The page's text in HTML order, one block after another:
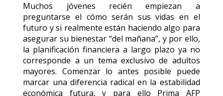
Muchos jóvenes recién empiezan a
preguntarse el cómo serán sus vidas en el
futuro y si realmente están haciendo algo para
asegurar su bienestar “del mañana”, y por ello,
la planificación financiera a largo plazo ya no
corresponde a un tema exclusivo de adultos
mayores. Comenzar lo antes posible puede
marcar una diferencia radical en la estabilidad
económica futura, y para ello Prima AFP